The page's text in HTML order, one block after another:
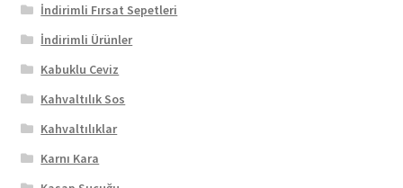
İndirimli Fırsat Sepetleri
İndirimli Ürünler
Kabuklu Ceviz
Kahvaltılık Sos
Kahvaltılıklar
Karnı Kara